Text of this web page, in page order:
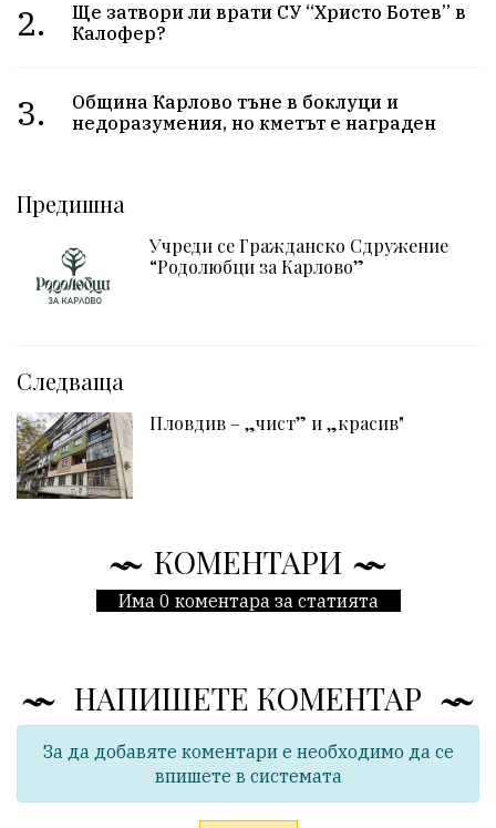
2.
Ще затвори ли врати СУ “Христо Ботев” в
Калофер?
3.
Община Карлово тъне в боклуци и
недоразумения, но кметът е награден
Предишна
Учреди се Гражданско Сдружение
“Родолюбци за Карлово”
Следваща
Пловдив – „чист” и „красив"
КОМЕНТАРИ
Има 0 коментара за статията
НАПИШЕТЕ КОМЕНТАР
За да добавяте коментари е необходимо да се
впишете в системата